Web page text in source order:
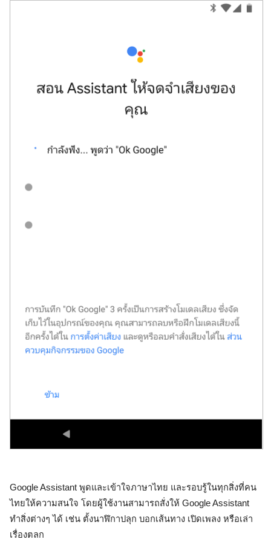
Google Assistant พูดและเข้าใจภาษาไทย และรอบรู้ในทุกสิ่งที่คน
ไทยให้ความสนใจ โดยผู้ใช้งานสามารถสั่งให้ Google Assistant
ทำสิ่งต่างๆ ได้ เช่น ตั้งนาฬิกาปลุก บอกเส้นทาง เปิดเพลง หรือเล่า
เรื่องตลก